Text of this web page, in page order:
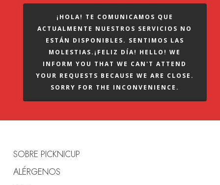
¡HOLA! TE COMUNICAMOS QUE
ACTUALMENTE NUESTROS SERVICIOS NO
ESTÁN DISPONIBLES. SENTIMOS LAS
MOLESTIAS.¡FELIZ DÍA! HELLO! WE
INFORM YOU THAT WE CAN'T ATTEND
YOUR REQUESTS BECAUSE WE ARE CLOSE.
SORRY FOR THE INCONVENIENCE.
SOBRE PICKNICUP
ALÉRGENOS